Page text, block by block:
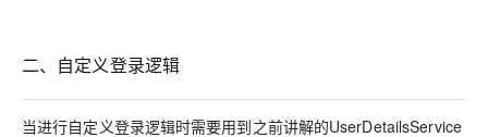
二、自定义登录逻辑
当进行自定义登录逻辑时需要用到之前讲解的UserDetailsService